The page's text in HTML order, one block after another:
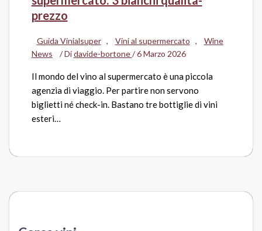
prezzo
Guida Vinialsuper , Vini al supermercato ,
Wine
News
/ Didavide-bortone/6 Marzo 2026
Il mondo del vino al supermercato è una piccola
agenzia di viaggio. Per partire non servono
biglietti né check-in. Bastano tre bottiglie di vini
esteri…